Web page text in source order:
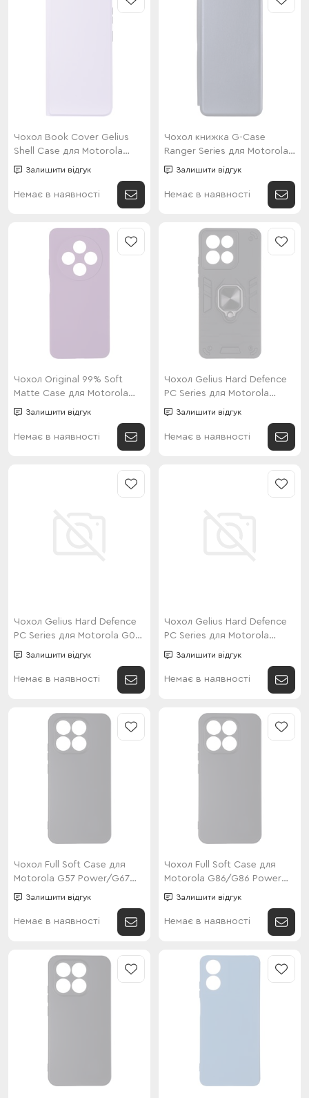
Чохол Book Cover Gelius
Shell Case для Motorola
G15/G15 Power/G17/G17
Залишити відгук
Немає в наявності
Чохол книжка G-Case
Ranger Series для Motorola
G15/G15 Power/G17/G17
Залишити відгук
Немає в наявності
Чохол Original 99% Soft
Matte Case для Motorola
G06 Lilac
Залишити відгук
Немає в наявності
Чохол Gelius Hard Defence
PC Series для Motorola
G86/G86 Power Black
Залишити відгук
Немає в наявності
Чохол Gelius Hard Defence
PC Series для Motorola G06
Green
Залишити відгук
Немає в наявності
Чохол Gelius Hard Defence
PC Series для Motorola
G86/G86 Power Green
Залишити відгук
Немає в наявності
Чохол Full Soft Case для
Motorola G57 Power/G67
Power Black
Залишити відгук
Немає в наявності
Чохол Full Soft Case для
Motorola G86/G86 Power
Black
Залишити відгук
Немає в наявності